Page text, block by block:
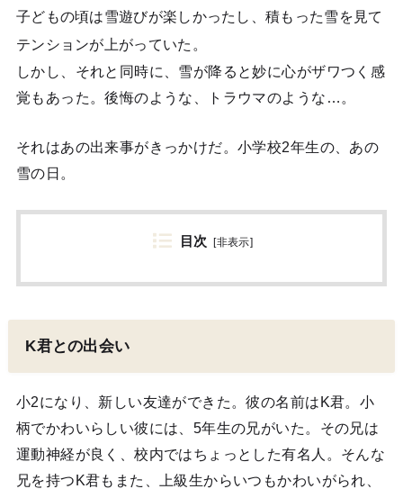
子どもの頃は雪遊びが楽しかったし、積もった雪を見て
テンションが上がっていた。
しかし、それと同時に、雪が降ると妙に心がザワつく感
覚もあった。後悔のような、トラウマのような…。
それはあの出来事がきっかけだ。小学校2年生の、あの
雪の日。
目次 [非表示]
K君との出会い
小2になり、新しい友達ができた。彼の名前はK君。小
柄でかわいらしい彼には、5年生の兄がいた。その兄は
運動神経が良く、校内ではちょっとした有名人。そんな
兄を持つK君もまた、上級生からいつもかわいがられ、